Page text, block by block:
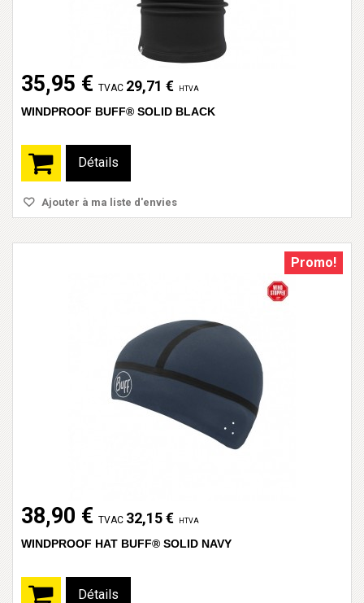
35,95 € TVAC 29,71 € HTVA
WINDPROOF BUFF® SOLID BLACK
Détails
Ajouter à ma liste d'envies
Promo!
38,90 € TVAC 32,15 € HTVA
WINDPROOF HAT BUFF® SOLID NAVY
Détails